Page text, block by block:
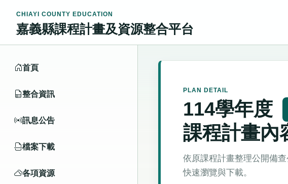
CHIAYI COUNTY EDUCATION
嘉義縣課程計畫及資源整合平台
首頁
整合資訊
訊息公告
檔案下載
各項資源
PLAN DETAIL
114學年度
課程計畫內
依原課程計畫整理公開備
快速瀏覽與下載。